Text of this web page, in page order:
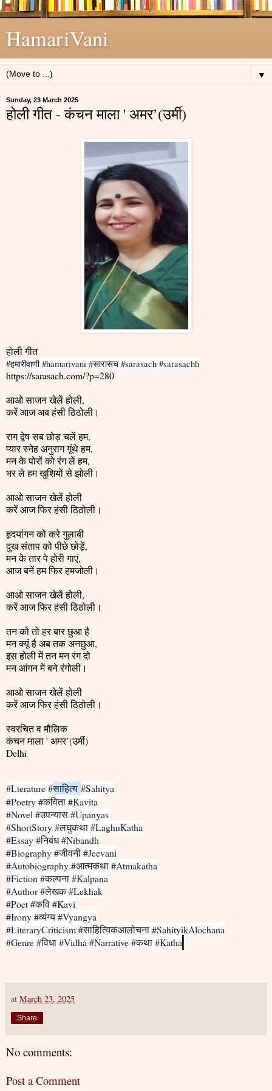
HamariVani
▼
Sunday, 23 March 2025
होली गीत - कंचन माला ' अमर’(उर्मी)
होली गीत
#हमारीवाणी #hamarivani #सारासच#sarasach #sarasachh
https://sarasach.com/?p=280
आओ साजन खेलें होली,
करें आज अब हंसी ठिठोली।
राग द्वेष सब छोड़ चलें हम,
प्यार स्नेह अनुराग गूंथे हम,
मन के पोरों को रंग लें हम,
भर ले हम खुशियों से झोली।
आओ साजन खेलें होली
करें आज फिर हंसी ठिठोली।
हृदयांगन को करे गुलाबी
दुख संताप को पीछे छोड़ें,
मन के तार पे होरी गाएं,
आज बनें हम फिर हमजोली।
आओ साजन खेलें होली,
करें आज फिर हंसी ठिठोली।
तन को तो हर बार छुआ है
मन क्यूं है अब तक अनछुआ,
इस होली में तन मन रंग दो
मन आंगन में बने रंगोली।
आओ साजन खेलें होली
करें आज फिर हंसी ठिठोली।
स्वरचित व मौलिक
कंचन माला ' अमर’(उर्मी)
Delhi
#Lterature#साहित्य #Sahitya
#Poetry#कविता#Kavita
#Novel#उपन्यास#Upanyas
#ShortStory#लघुकथा#LaghuKatha
#Essay#निबंध#Nibandh
#Biography#जीवनी#Jeevani
#Autobiography#आत्मकथा#Atmakatha
#Fiction#कल्पना#Kalpana
#Author #लेखक#Lekhak
#Poet #कवि#Kavi
#Irony #व्यंग्य#Vyangya
#LiteraryCriticism #साहित्यिकआलोचना#SahityikAlochana
#Genre #विधा#Vidha #Narrative #कथा#Katha
at March 23, 2025
Share
No comments:
Post a Comment